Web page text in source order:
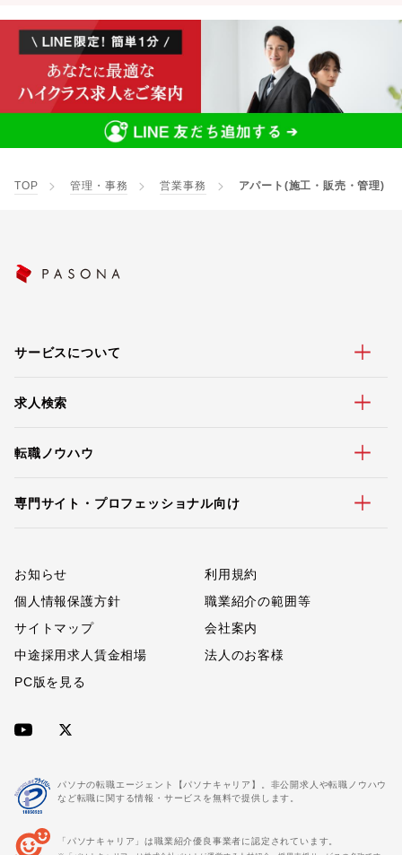
TOP 管理・事務 営業事務 アパート(施工・販売・管理)
サービスについて
求人検索
転職ノウハウ
専門サイト・プロフェッショナル向け
お知らせ
利用規約
個人情報保護方針
職業紹介の範囲等
サイトマップ
会社案内
中途採用求人賃金相場
法人のお客様
PC版を見る
パソナの転職エージェント【パソナキャリア】。非公開求人や転職ノウハウ
など転職に関する情報・サービスを無料で提供します。
「パソナキャリア」は職業紹介優良事業者に認定されています。